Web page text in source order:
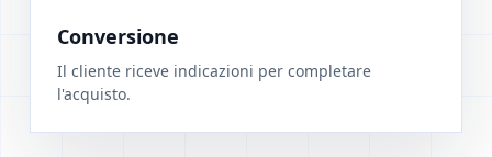
Conversione
Il cliente riceve indicazioni per completare
l'acquisto.